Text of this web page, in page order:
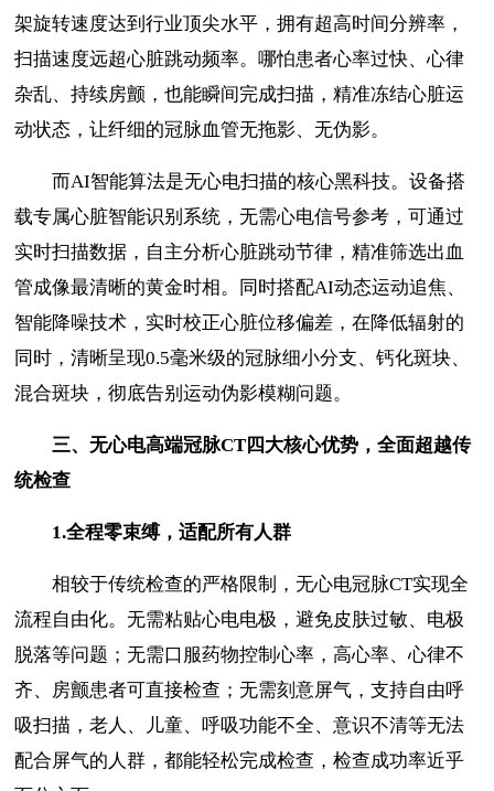
架旋转速度达到行业顶尖水平，拥有超高时间分辨率，
扫描速度远超心脏跳动频率。哪怕患者心率过快、心律
杂乱、持续房颤，也能瞬间完成扫描，精准冻结心脏运
动状态，让纤细的冠脉血管无拖影、无伪影。
而AI智能算法是无心电扫描的核心黑科技。设备搭
载专属心脏智能识别系统，无需心电信号参考，可通过
实时扫描数据，自主分析心脏跳动节律，精准筛选出血
管成像最清晰的黄金时相。同时搭配AI动态运动追焦、
智能降噪技术，实时校正心脏位移偏差，在降低辐射的
同时，清晰呈现0.5毫米级的冠脉细小分支、钙化斑块、
混合斑块，彻底告别运动伪影模糊问题。
三、无心电高端冠脉CT 四大核心优势，全面超越传
统检查
1.全程零束缚，适配所有人群
相较于传统检查的严格限制，无心电冠脉CT实现全
流程自由化。无需粘贴心电电极，避免皮肤过敏、电极
脱落等问题；无需口服药物控制心率，高心率、心律不
齐、房颤患者可直接检查；无需刻意屏气，支持自由呼
吸扫描，老人、儿童、呼吸功能不全、意识不清等无法
配合屏气的人群，都能轻松完成检查，检查成功率近乎